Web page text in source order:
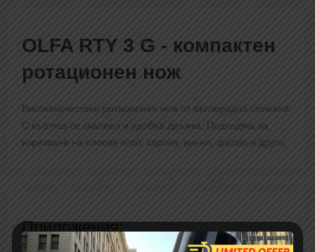
OLFA RTY 3 G - компактен
ротационен нож
Висококачествен ротационен нож от въглеродна стомана.
С въртящ се скалпел и удобна дръжка. Подходящ за
изрязване на слоеве плат, хартия, винил, фолио и други.
Приложения: